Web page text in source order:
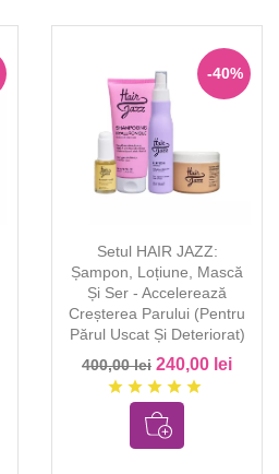
Setul HAIR JAZZ:
Șampon, Loțiune, Mască
Și Ser - Accelerează
Creșterea Parului (pentru
Părul Uscat Și Deteriorat)
400,00 lei 240,00 lei
star star star star star
-40%